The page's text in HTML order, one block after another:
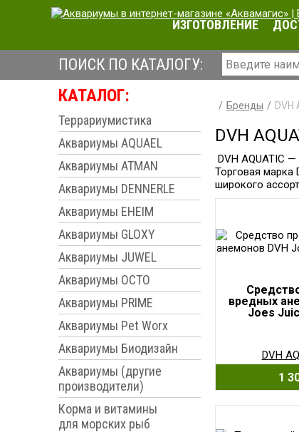
ИЗГОТОВЛЕНИЕ
ПОИСК ПО КАТАЛОГУ:
КАТАЛОГ:
Террариумистика
Аквариумы AQUAEL
Аквариумы ATMAN
Аквариумы DENNERLE
Аквариумы EHEIM
Аквариумы GLOXY
Аквариумы JUWEL
Аквариумы OCTO
Аквариумы PRIME
Аквариумы Pet Worx
Аквариумы Биодизайн
Аквариумы (другие
производители)
Корма и витамины
для морских рыб
Бренды DVH
DVH
DVH AQUATIC
Торговая марка
широкого
вредных
Joes
DVH
1